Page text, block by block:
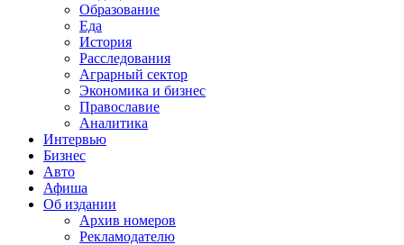
Образование
Еда
История
Расследования
Аграрный сектор
Экономика и бизнес
Православие
Аналитика
Интервью
Бизнес
Авто
Афиша
Об издании
Архив номеров
Рекламодателю